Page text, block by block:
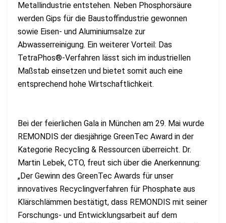
Metallindustrie entstehen. Neben Phosphorsäure
werden Gips für die Baustoffindustrie gewonnen
sowie Eisen- und Aluminiumsalze zur
Abwasserreinigung. Ein weiterer Vorteil: Das
TetraPhos®-Verfahren lässt sich im industriellen
Maßstab einsetzen und bietet somit auch eine
entsprechend hohe Wirtschaftlichkeit.
Bei der feierlichen Gala in München am 29. Mai wurde
REMONDIS der diesjährige GreenTec Award in der
Kategorie Recycling & Ressourcen überreicht. Dr.
Martin Lebek, CTO, freut sich über die Anerkennung:
„Der Gewinn des GreenTec Awards für unser
innovatives Recyclingverfahren für Phosphate aus
Klärschlämmen bestätigt, dass REMONDIS mit seiner
Forschungs- und Entwicklungsarbeit auf dem